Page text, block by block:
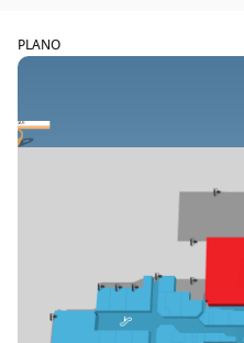
PLANO